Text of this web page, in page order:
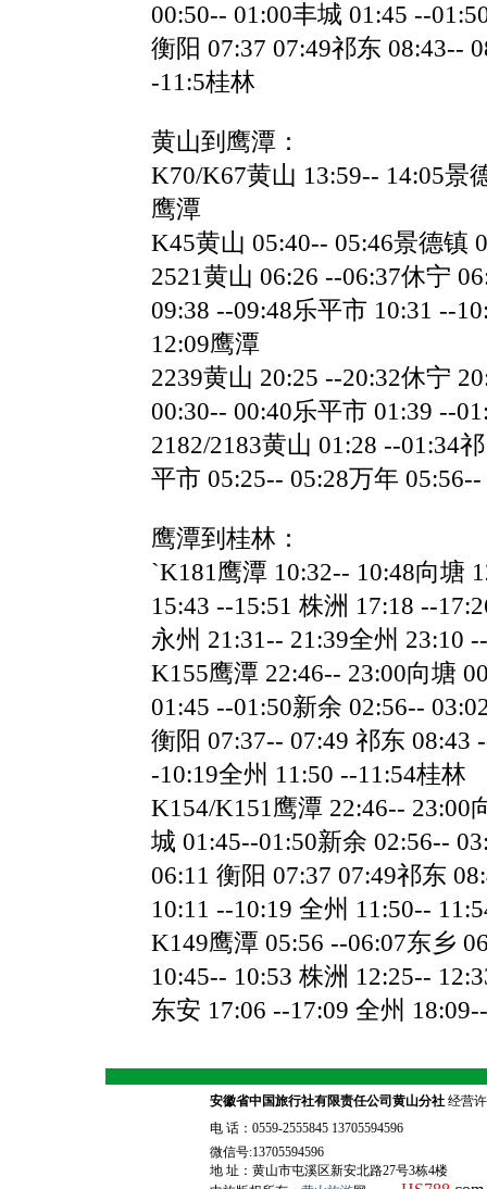
00:50-- 01:00丰城 01:45 --
衡阳 07:37 07:49祁东 08:43--
-11:5桂林
黄山到鹰潭：
K70/K67黄山 13:59-- 14:05景
鹰潭
K45黄山 05:40-- 05:46景德镇
2521黄山 06:26 --06:37休宁
09:38 --09:48乐平市 10:31 --
12:09鹰潭
2239黄山 20:25 --20:32休宁
00:30-- 00:40乐平市 01:39 --
2182/2183黄山 01:28 --01:34
平市 05:25-- 05:28万年
鹰潭到桂林：
`K181鹰潭 10:32-- 10:48向塘
15:43 --15:51 株洲 17:18 --
永州 21:31-- 21:39全州 23:10
K155鹰潭 22:46-- 23:00向塘
01:45 --01:50新余 02:56--
衡阳 07:37-- 07:49 祁东 08:43
-10:19全州 11:50 --11:54桂林
K154/K151鹰潭 22:46-- 23:00
城 01:45--01:50新余 02:56--
06:11 衡阳 07:37 07:49祁东
10:11 --10:19 全州 11:50--
K149鹰潭 05:56 --06:07东乡
10:45-- 10:53 株洲 12:25--
东安 17:06 --17:09 全州
安徽省中国旅行社有限责任公司黄山分社 经营
电 话：0559-2555845 13705594596
微信号:13705594596
地 址：黄山市屯溪区新安北路27号3栋4楼